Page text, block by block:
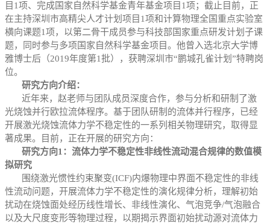
目1项、完成国家自然科学基金青年基金项目1项；截止目前，正
在主持深圳市高精尖人才计划项目1项和计算物理全国重点实验室
横向课题1项，以第二骨干成员参与科技部国家重点研发计划子课
题，同时参与多项国家自然科学基金项目。他曾入选北京大学博
雅博士后（2019年度第1批），获聘深圳市“鹏城孔雀计划”特聘岗
位。
研究方向介绍：
近年来，赵老师与团队成员深度合作，参与分析和研制了激
光烧蚀并行欧拉流体程序。基于团队研制的流体并行程序，已经
开展激光烧蚀流体力学不稳定性的一系列相关物理研究，取得显
著成果。目前，正在开展的研究方向：
研究方向1：流体力学不稳定性非线性流动混合规律的数值模
拟研究
围绕激光惯性约束聚变(ICF)内爆物理中界面不稳定性的非线
性流动问题，开展流体力学不稳定性的演化规律分析，理解初始
扰动在烧蚀面处经历线性增长、非线性演化、气泡竞争/气泡融合
以及大尺度变形等物理过程，以期揭示界面初始扰动源对流体力